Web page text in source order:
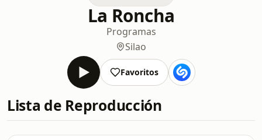
La Roncha
Programas
Silao
Favoritos
Lista de Reproducción